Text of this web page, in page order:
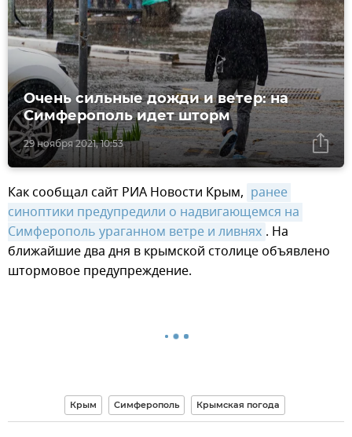
29 ноября 2021, 10:53
Очень сильные дожди и ветер: на
Симферополь идет шторм
Как сообщал сайт РИА Новости Крым, ранее
синоптики предупредили о надвигающемся на
Симферополь ураганном ветре и ливнях . На
ближайшие два дня в крымской столице объявлено
штормовое предупреждение.
Крым Симферополь Крымская погода